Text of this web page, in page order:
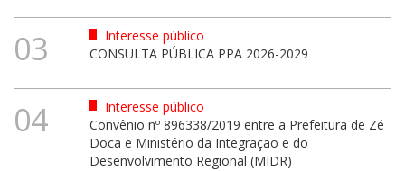
03
Interesse público
CONSULTA PÚBLICA PPA 2026-2029
04
Interesse público
Convênio nº 896338/2019 entre a Prefeitura de Zé
Doca e Ministério da Integração e do
Desenvolvimento Regional (MIDR)